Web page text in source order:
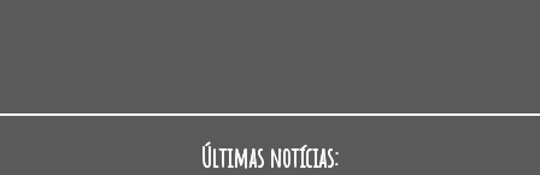
Últimas notícias: